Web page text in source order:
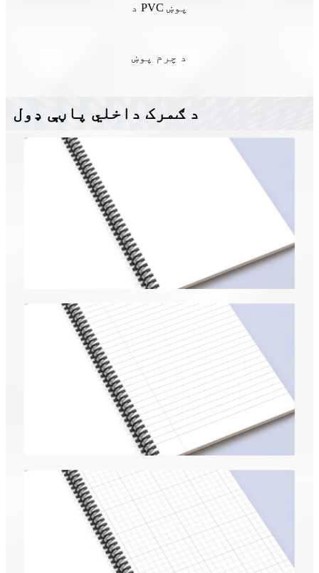
د PVC پوښ
د چرم پوښ
د ګمرک داخلي پاڼې ډول